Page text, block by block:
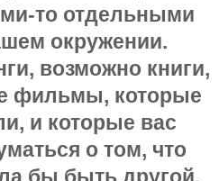
то отдельными
окружении.
возможно книги,
фильмы, которые
и которые вас
о том, что